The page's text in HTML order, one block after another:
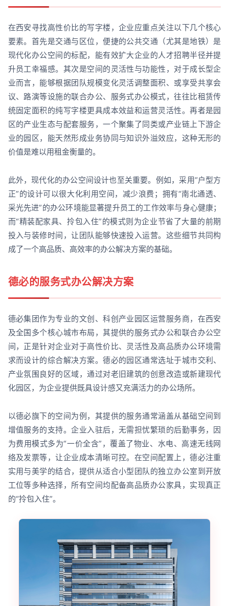
在西安寻找高性价比的写字楼，企业应重点关注以下几个核心
要素。首先是交通与区位，便捷的公共交通（尤其是地铁）是
现代化办公空间的标配，能有效扩大企业的人才招聘半径并提
升员工幸福感。其次是空间的灵活性与功能性，对于成长型企
业而言，能够根据团队规模变化灵活调整面积、或享受共享会
议、路演等设施的联合办公、服务式办公模式，往往比租赁传
统固定面积的纯写字楼更具成本效益和运营灵活性。再者是园
区的产业生态与配套服务，一个聚集了同类或产业链上下游企
业的园区，能天然形成业务协同与知识外溢效应，这种无形的
价值是难以用租金衡量的。
此外，现代化的办公空间设计也至关重要。例如，采用“户型方
正”的设计可以很大化利用空间，减少浪费；拥有“南北通透、
采光先进”的办公环境能显著提升员工的工作效率与身心健康；
而“精装配家具、拎包入住”的模式则为企业节省了大量的前期
投入与装修时间，让团队能够快速投入运营。这些细节共同构
成了一个高品质、高效率的办公解决方案的基础。
德必的服务式办公解决方案
德必集团作为专业的文创、科创产业园区运营服务商，在西安
及全国多个核心城市布局，其提供的服务式办公和联合办公空
间，正是针对企业对于高性价比、灵活性及高品质办公环境需
求而设计的综合解决方案。德必的园区通常选址于城市交利、
产业氛围良好的区域，通过对老旧建筑的创意改造或新建现代
化园区，为企业提供既具设计感又充满活力的办公场所。
以德必旗下的空间为例，其提供的服务通常涵盖从基础空间到
增值服务的支持。企业入驻后，无需担忧繁琐的后勤事务，因
为费用模式多为“一价全含”，覆盖了物业、水电、高速无线网
络及发票等，让企业成本清晰可控。在空间配置上，德必注重
实用与美学的结合，提供从适合小型团队的独立办公室到开放
工位等多种选择，所有空间均配备高品质办公家具，实现真正
的“拎包入住”。